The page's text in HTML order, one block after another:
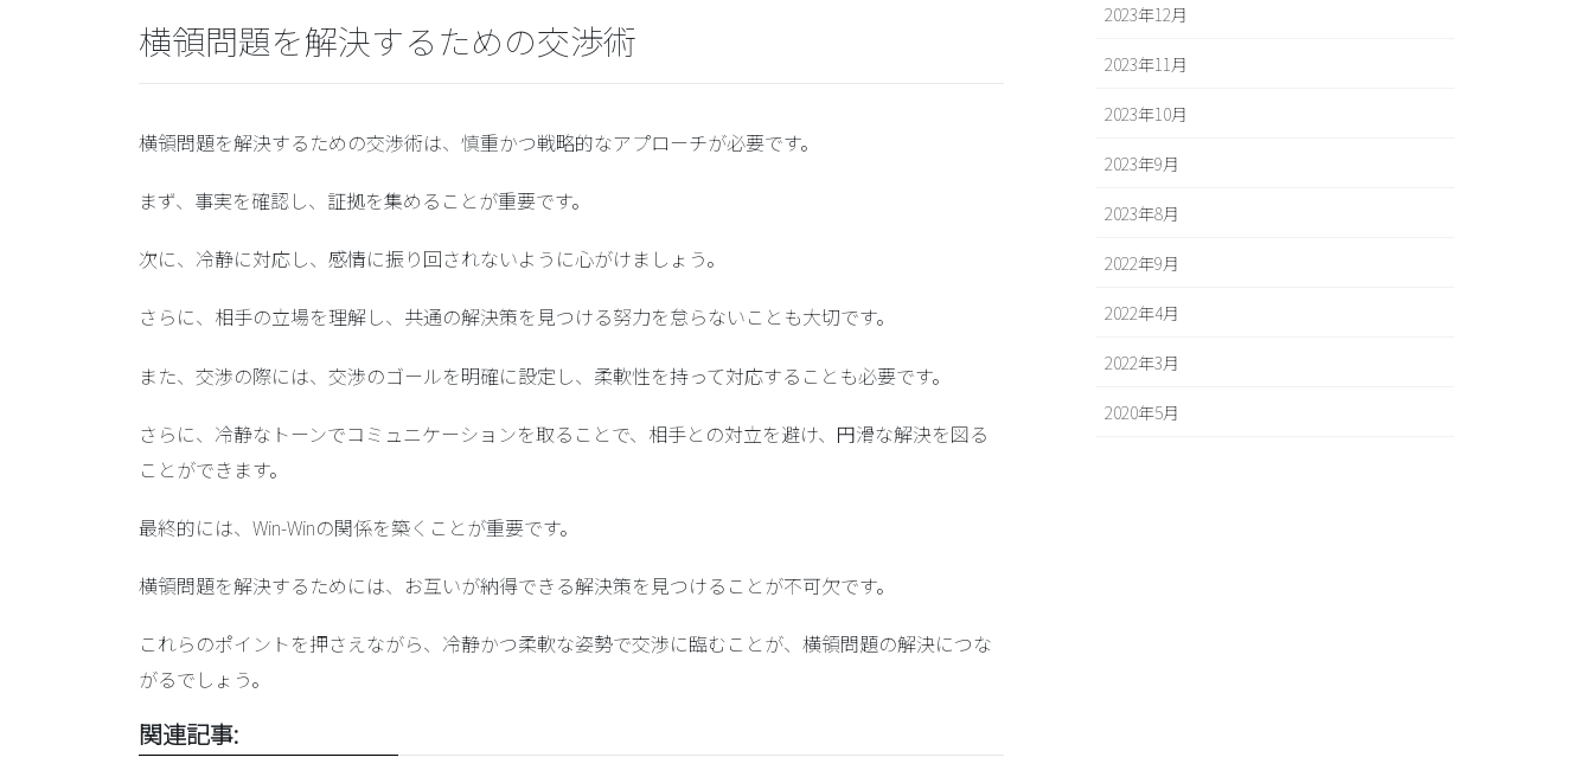
横領問題を解決するための交渉術
横領問題を解決するための交渉術は、慎重かつ戦略的なアプローチが必要です。
まず、 事実を確認し、 証拠を集める ことが重要です。
次に、 冷静に対応し、 感情に振り回されないように心がけましょう。
さらに、 相手の立場を理解し、 共通の解決策を見つける努力を怠らないことも大切です。
また、交渉の際には、 交渉のゴールを明確に設定 し、 柔軟性を持って対応することも必要です。
さらに、 冷静なトーンでコミュニケーションを取る ことで、相手との対立を避け、円滑な解決を図る
ことができます。
最終的には、 Win-Winの関係を築く ことが重要です。
横領問題を解決するためには、お互いが納得できる解決策を見つけることが不可欠です。
これらのポイントを押さえながら、冷静かつ柔軟な姿勢で交渉に臨むことが、横領問題の解決につな
がるでしょう。
関連記事:
2023年12月
2023年11月
2023年10月
2023年9月
2023年8月
2022年9月
2022年4月
2022年3月
2020年5月